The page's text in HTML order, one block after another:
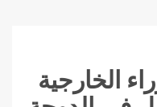
الخارجية